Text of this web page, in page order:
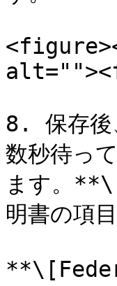
8. 保存後
数秒待っ
ます。
明書の項